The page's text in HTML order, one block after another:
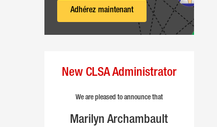
Adhérez maintenant
New CLSA Administrator
We are pleased to announce that
Marilyn Archambault